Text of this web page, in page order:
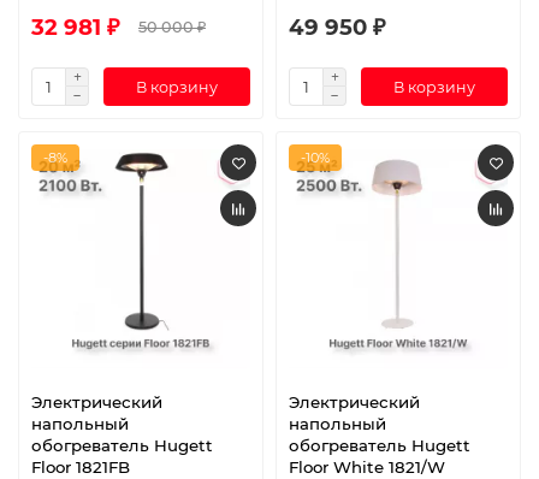
32 981 ₽ 50 000 ₽
В корзину
49 950 ₽
В корзину
-8%
Электрический
напольный
обогреватель Hugett
Floor 1821FB
-10%
Электрический
напольный
обогреватель Hugett
Floor White 1821/W